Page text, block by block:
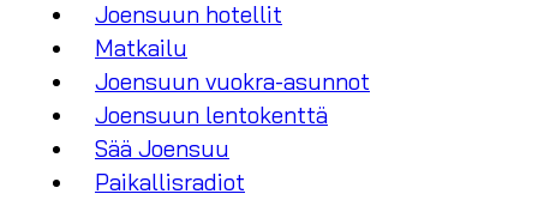
Joensuun hotellit
Matkailu
Joensuun vuokra-asunnot
Joensuun lentokenttä
Sää Joensuu
Paikallisradiot